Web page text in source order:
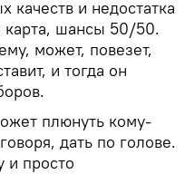
качеств и недостатка
карта, шансы 50/50.
может, повезет,
и тогда он
плюнуть кому-
дать по голове.
и просто